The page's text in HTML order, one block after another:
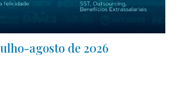
agosto de 2026